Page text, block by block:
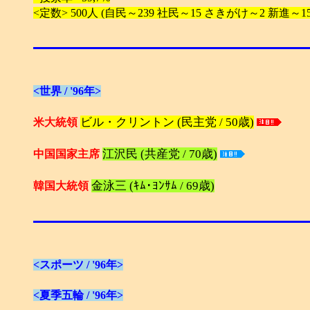
<定数> 500人 (自民～239 社民～15 さきがけ～2 新進～
<世界 / '96年>
米大統領 ビル・クリントン (民主党 / 50歳)
中国国家主席 江沢民 (共産党 / 70歳)
韓国大統領 金泳三 (ｷﾑ･ﾖﾝｻﾑ / 69歳)
<スポーツ / '96年>
<夏季五輪 / '96年>